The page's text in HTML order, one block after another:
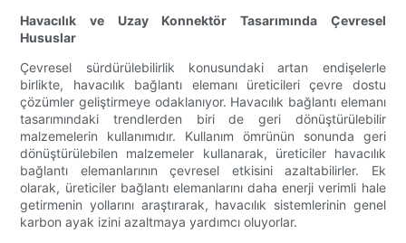
Havacılık ve Uzay Konnektör Tasarımında Çevresel
Hususlar
Çevresel sürdürülebilirlik konusundaki artan endişelerle
birlikte, havacılık bağlantı elemanı üreticileri çevre dostu
çözümler geliştirmeye odaklanıyor. Havacılık bağlantı elemanı
tasarımındaki trendlerden biri de geri dönüştürülebilir
malzemelerin kullanımıdır. Kullanım ömrünün sonunda geri
dönüştürülebilen malzemeler kullanarak, üreticiler havacılık
bağlantı elemanlarının çevresel etkisini azaltabilirler. Ek
olarak, üreticiler bağlantı elemanlarını daha enerji verimli hale
getirmenin yollarını araştırarak, havacılık sistemlerinin genel
karbon ayak izini azaltmaya yardımcı oluyorlar.